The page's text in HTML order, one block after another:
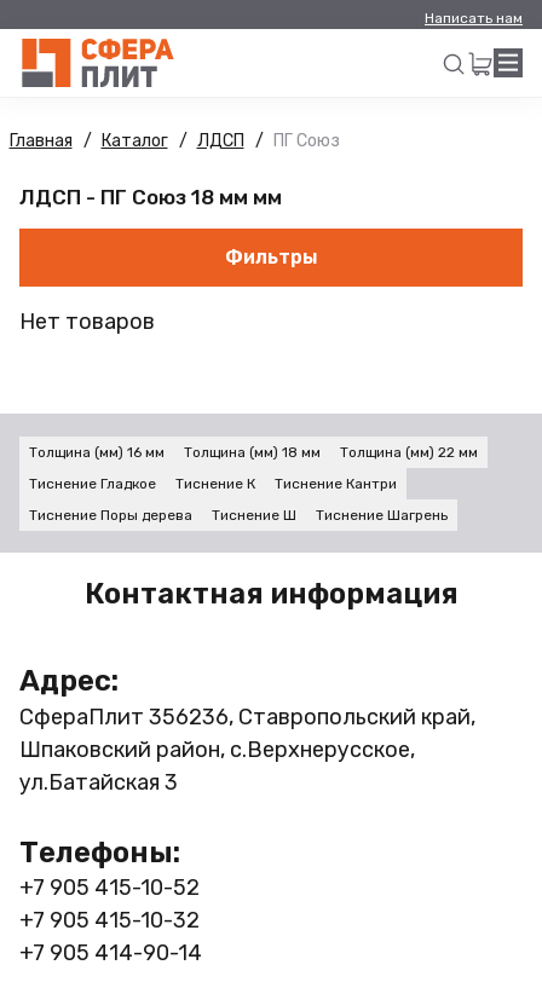
Написать нам
Главная Каталог ЛДСП ПГ Союз
ЛДСП - ПГ Союз 18 мм мм
Фильтры
Нет товаров
Тиснение Гладкое Тиснение К
Тиснение Кантри
Тиснение Поры дерева
Тиснение Ш Тиснение Шагрень
Толщина (мм) 16 мм Толщина (мм) 18 мм Толщина (мм) 22 мм
Контактная информация
Адрес:
СфераПлит 356236, Ставропольский край,
Шпаковский район, с.Верхнерусское,
ул.Батайская 3
Телефоны:
+7 905 415-10-52
+7 905 415-10-32
+7 905 414-90-14